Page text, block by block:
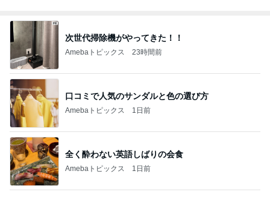
苦情が来そうなラジオのオンエア